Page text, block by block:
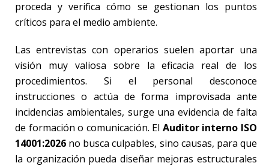
proceda y verifica cómo se gestionan los puntos
críticos para el medio ambiente.
Las entrevistas con operarios suelen aportar una
visión muy valiosa sobre la eficacia real de los
procedimientos. Si el personal desconoce
instrucciones o actúa de forma improvisada ante
incidencias ambientales, surge una evidencia de falta
de formación o comunicación. El Auditor interno ISO
14001:2026 no busca culpables, sino causas, para que
la organización pueda diseñar mejoras estructurales